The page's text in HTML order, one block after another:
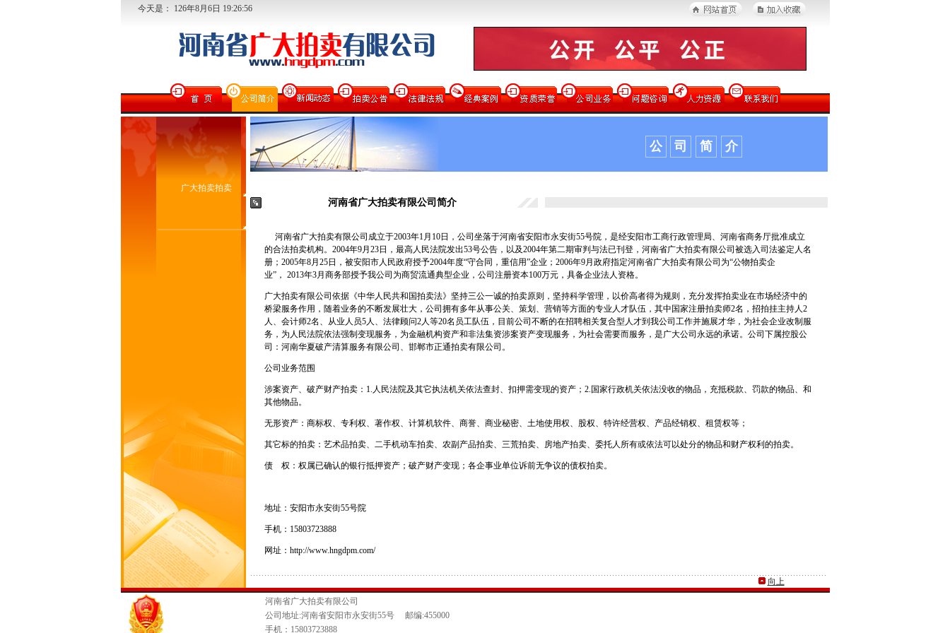
今天是： 126年8月 6日 19:26:56
广大拍卖拍卖
公 司 简 介
河南省广大拍卖有限公司简介
河南省广大拍卖有限公司成立于2003年1月10日，公司坐落于河南省安阳市永安街55号院，是经安阳市工商行政管理局、河南省商务厅批准成立
的合法拍卖机构。2004年9月23日，最高人民法院发出53号公告，以及2004年第二期审判与法已刊登，河南省广大拍卖有限公司被选入司法鉴定人名
册；2005年8月25日，被安阳市人民政府授予2004年度“守合同，重信用”企业；2006年9月政府指定河南省广大拍卖有限公司为“公物拍卖企
业”， 2013年3月商务部授予我公司为商贸流通典型企业，公司注册资本100万元，具备企业法人资格。
广大拍卖有限公司依据《中华人民共和国拍卖法》坚持三公一诚的拍卖原则，坚持科学管理，以价高者得为规则，充分发挥拍卖业在市场经济中的
桥梁服务作用，随着业务的不断发展壮大，公司拥有多年从事公关、策划、营销等方面的专业人才队伍，其中国家注册拍卖师2名，招拍挂主持人2
人、会计师2名、从业人员5人、法律顾问2人等20名员工队伍，目前公司不断的在招聘相关复合型人才到我公司工作并施展才华，为社会企业改制服
务，为人民法院依法强制变现服务，为金融机构资产和非法集资涉案资产变现服务，为社会需要而服务，是广大公司永远的承诺。公司下属控股公
司：河南华夏破产清算服务有限公司、邯郸市正通拍卖有限公司。
公司业务范围
涉案资产、破产财产拍卖：1.人民法院及其它执法机关依法查封、扣押需变现的资产；2.国家行政机关依法没收的物品，充抵税款、罚款的物品、和
其他物品。
无形资产：商标权、专利权、著作权、计算机软件、商誉、商业秘密、土地使用权、股权、特许经营权、产品经销权、租赁权等；
其它标的拍卖：艺术品拍卖、二手机动车拍卖、农副产品拍卖、三荒拍卖、房地产拍卖、委托人所有或依法可以处分的物品和财产权利的拍卖。
债 权：权属已确认的银行抵押资产；破产财产变现；各企事业单位诉前无争议的债权拍卖。
地址：安阳市永安街55号院
手机：15803723888
网址：http://www.hngdpm.com/
向上
河南省广大拍卖有限公司
公司地址:河南省安阳市永安街55号 邮编:455000
手机：15803723888